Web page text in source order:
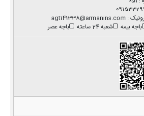
:
agt141338@armanins.com
باجه بیمه شعبه 24 ساعته باجه عصر